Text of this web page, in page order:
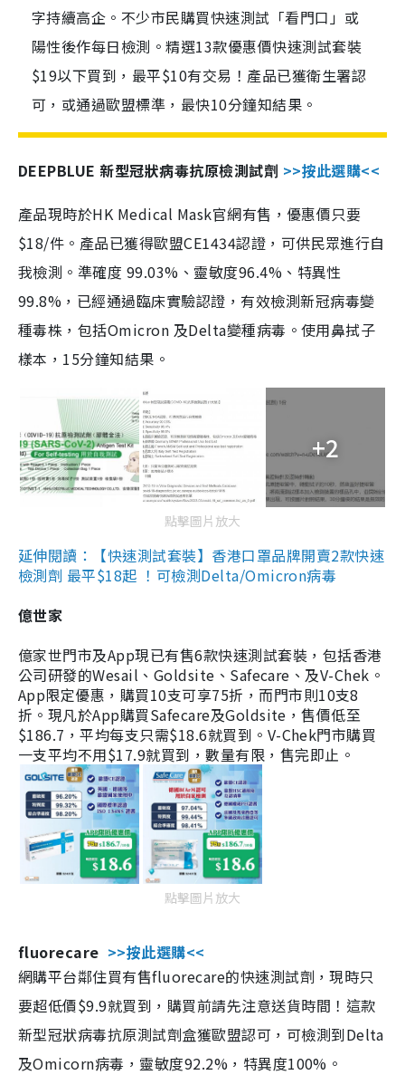
字持續高企。不少市民購買快速測試「看門口」或
陽性後作每日檢測。精選13款優惠價快速測試套裝
$19以下買到，最平$10有交易！產品已獲衛生署認
可，或通過歐盟標準，最快10分鐘知結果。
DEEPBLUE 新型冠狀病毒抗原檢測試劑 >>按此選購<<
產品現時於HK Medical Mask官網有售，優惠價只要
$18/件。產品已獲得歐盟CE1434認證，可供民眾進行自
我檢測。準確度 99.03%、靈敏度96.4%、特異性
99.8%，已經通過臨床實驗認證，有效檢測新冠病毒變
種毒株，包括Omicron 及Delta變種病毒。使用鼻拭子
樣本，15分鐘知結果。
+2
點擊圖片放大
延伸閱讀：【快速測試套裝】香港口罩品牌開賣2款快速
檢測劑 最平$18起 ！可檢測Delta/Omicron病毒
億世家
億家世門市及App現已有售6款快速測試套裝，包括香港
公司研發的Wesail、Goldsite、Safecare、及V-Chek。
App限定優惠，購買10支可享75折，而門市則10支8
折。現凡於App購買Safecare及Goldsite，售價低至
$186.7，平均每支只需$18.6就買到。V-Chek門市購買
一支平均不用$17.9就買到，數量有限，售完即止。
點擊圖片放大
fluorecare >>按此選購<<
網購平台鄰住買有售fluorecare的快速測試劑，現時只
要超低價$9.9就買到，購買前請先注意送貨時間！這款
新型冠狀病毒抗原測試劑盒獲歐盟認可，可檢測到Delta
及Omicorn病毒，靈敏度92.2%，特異度100%。